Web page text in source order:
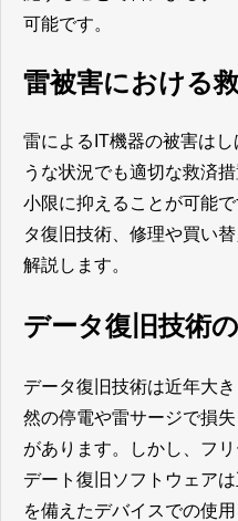
可能です。
雷被害における
雷によるIT機器の被害は
うな状況でも適切な救済
小限に抑えることが可能
タ復旧技術、修理や買い
解説します。
データ復旧技術
データ復旧技術は近年大
然の停電や雷サージで損
があります。しかし、フ
デート復旧ソフトウェア
を備えたデバイスでの使